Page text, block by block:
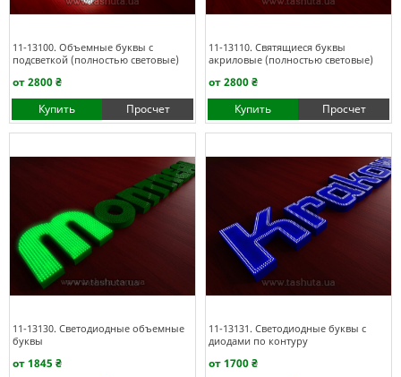
11-13100. Объемные буквы с
подсветкой (полностью световые)
от 2800 ₴
Купить
Просчет
11-13110. Святящиеся буквы
акриловые (полностью световые)
от 2800 ₴
Купить
Просчет
11-13130. Светодиодные объемные
буквы
от 1845 ₴
11-13131. Светодиодные буквы с
диодами по контуру
от 1700 ₴